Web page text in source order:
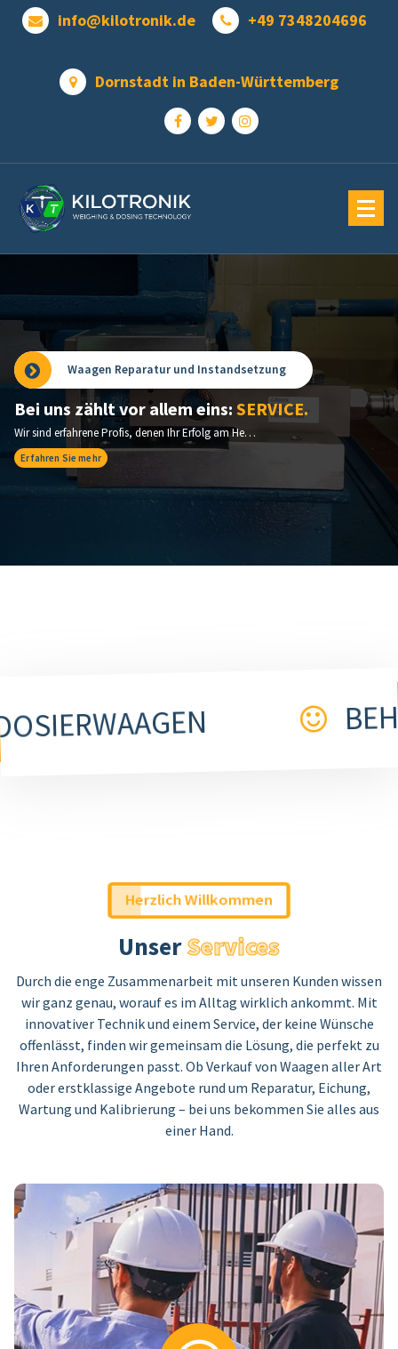
Zum
Inhalt
info@kilotronik.de +49 7348204696
Dornstadt in Baden-Württemberg
Waagen Reparatur und Instandsetzung
Bei uns zählt vor allem eins: SERVICE.
Wir sind erfahrene Profis, denen Ihr Erfolg am Herzen liegt.
Erfahren Sie mehr
Herzlich Willkommen
UnserServices
Durch die enge Zusammenarbeit mit unseren Kunden wissen
wir ganz genau, worauf es im Alltag wirklich ankommt. Mit
innovativer Technik und einem Service, der keine Wünsche
offenlässt, finden wir gemeinsam die Lösung, die perfekt zu
Ihren Anforderungen passt. Ob Verkauf von Waagen aller Art
oder erstklassige Angebote rund um Reparatur, Eichung,
Wartung und Kalibrierung – bei uns bekommen Sie alles aus
einer Hand.